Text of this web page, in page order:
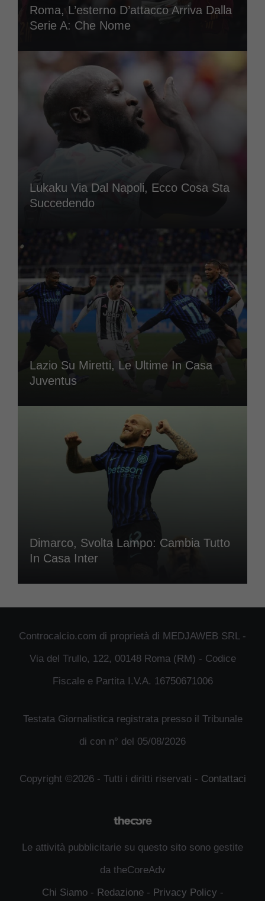
Roma, L’esterno D’attacco Arriva Dalla
Serie A: Che Nome
Lukaku Via Dal Napoli, Ecco Cosa Sta
Succedendo
Lazio Su Miretti, Le Ultime In Casa
Juventus
Dimarco, Svolta Lampo: Cambia Tutto
In Casa Inter
Controcalcio.com di proprietà di MEDJAWEB SRL -
Via del Trullo, 122, 00148 Roma (RM) - Codice
Fiscale e Partita I.V.A. 16750671006
Testata Giornalistica registrata presso il Tribunale
di con n° del 05/08/2026
Copyright ©2026 - Tutti i diritti riservati - Contattaci
Le attività pubblicitarie su questo sito sono gestite
da theCoreAdv
Chi Siamo- Redazione- Privacy Policy -